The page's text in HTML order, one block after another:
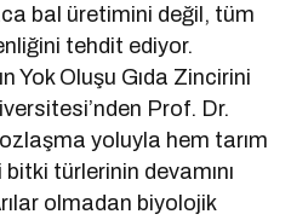
bal üretimini değil, tüm
tehdit ediyor.
Yok Oluşu Gıda Zincirini
Prof. Dr.
yoluyla hem tarım
türlerinin devamını
olmadan biyolojik